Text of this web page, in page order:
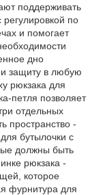
поддерживать
по
и помогает
дно
и защиту в любую
рюкзака для
петля позволяет
отдельных
пространство -
бутылочки с
должны быть
рюкзака -
которое
фурнитура для